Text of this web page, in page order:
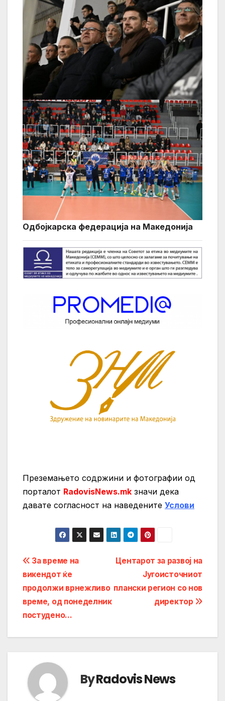
Одбојкарска федерација на Македонија
Преземањето содржини и фотографии од
порталот RadovisNews.mk значи дека
давате согласност на нaведените Услови
Post
navigation
Центарот за развој на
Југоисточниот
плански регион со нов
директор
За време на
викендот ќе
продолжи врнежливо
време, од понеделник
постудено…
ByRadovis News